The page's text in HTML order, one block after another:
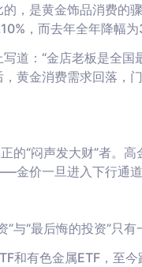
，是黄金饰品消费的
，而去年全年降幅为
道：“金店老板是全
黄金消费需求回落，
的“闷声发大财”者。
价一旦进入下行通道
与“最后悔的投资”只有
和有色金属ETF，至